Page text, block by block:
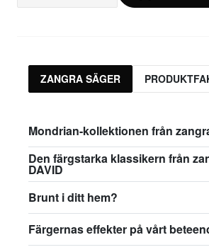
ZANGRA SÄGER
Mondrian-kollektionen från
Den färgstarka klassikern från
DAVID
Brunt i ditt hem?
Färgernas effekter på vårt